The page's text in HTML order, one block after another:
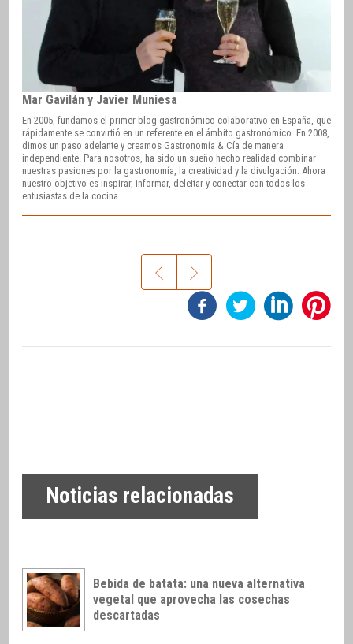
Mar Gavilán y Javier Muniesa
En 2005, fundamos el primer blog gastronómico colaborativo en España, que
rápidamente se convirtió en un referente en el ámbito gastronómico. En 2008,
dimos un paso adelante y creamos Gastronomía & Cía de manera
independiente. Para nosotros, ha sido un sueño hecho realidad combinar
nuestras pasiones por la gastronomía, la creatividad y la divulgación. Ahora
nuestro objetivo es inspirar, informar, deleitar y conectar con todos los
entusiastas de la cocina.
Noticias relacionadas
Bebida de batata: una nueva alternativa
vegetal que aprovecha las cosechas
descartadas